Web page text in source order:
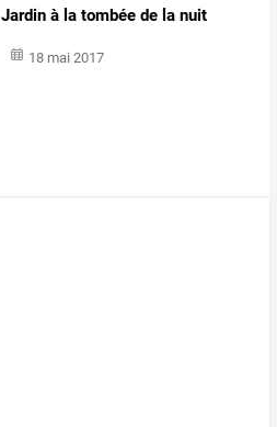
Jardin à la tombée de la nuit
18 mai 2017